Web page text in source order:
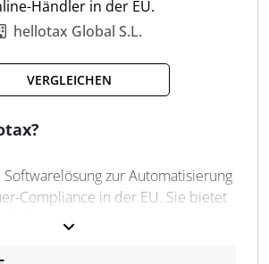
Prüfroutinen
Excel/CSV/PDF
Händler in der EU.
hellotax Global S.L.
VERGLEICHEN
zur Automatisierung
Compliance in der EU. Sie bietet